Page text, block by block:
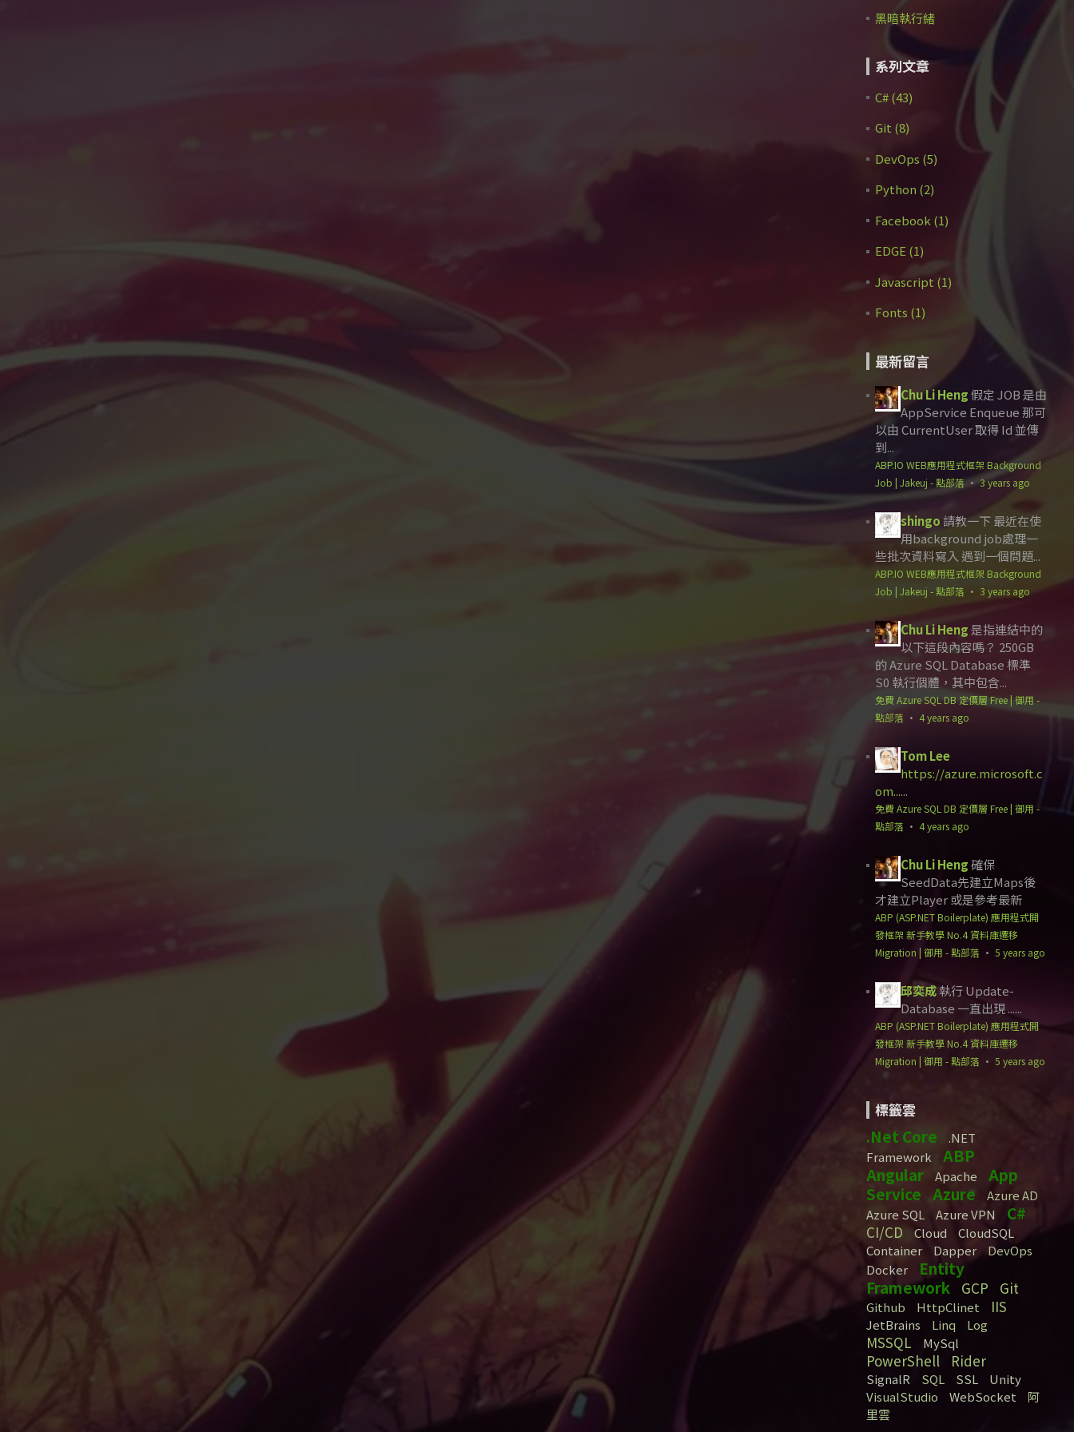
黑暗執行緒
系列文章
C# (43)
Git (8)
DevOps (5)
Python (2)
Facebook (1)
EDGE (1)
Javascript (1)
Fonts (1)
最新留言
Chu Li Heng 假定 JOB 是由
AppService Enqueue 那可
以由 CurrentUser 取得 Id 並傳
到...
ABP.IO WEB應用程式框架 Background
Job | Jakeuj - 點部落·3 years ago
shingo 請教一下 最近在使
用background job處理一
些批次資料寫入 遇到一個問題...
ABP.IO WEB應用程式框架 Background
Job | Jakeuj - 點部落 · 3 years ago
Chu Li Heng 是指連結中的
以下這段內容嗎？ 250GB
的 Azure SQL Database 標準
S0 執行個體，其中包含...
免費 Azure SQL DB 定價層 Free | 御用 -
點部落 · 4 years ago
Tom Lee
https://azure.microsoft.c
om......
免費 Azure SQL DB 定價層 Free | 御用 -
點部落 · 4 years ago
Chu Li Heng 確保
SeedData先建立Maps後
才建立Player 或是參考最新
ABP (ASP.NET Boilerplate) 應用程式開
發框架 新手教學 No.4 資料庫遷移
Migration | 御用 - 點部落 ·5 years ago
邱奕成執行 Update-
Database 一直出現 ......
ABP (ASP.NET Boilerplate) 應用程式開
發框架 新手教學 No.4 資料庫遷移
Migration | 御用 - 點部落 ·5 years ago
標籤雲
.Net Core
.NET
Framework
ABP
Angular
Apache
App
Service Azure
Azure AD
Azure SQL
Azure VPN C#
CI/CD Cloud
CloudSQL
Container
Dapper
DevOps
Docker
Entity
Framework GCP Git
Github HttpClinet IIS
JetBrains Linq Log
MSSQL MySql
PowerShell Rider
SignalR SQL SSL
Unity
VisualStudio
WebSocket
阿
里雲